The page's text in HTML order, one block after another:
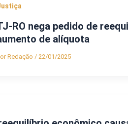
RO nega pedido de
de alíquota
Redação / 22/01/2025